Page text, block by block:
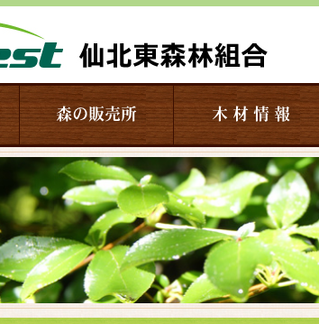
森の販売所 木 材 情 報